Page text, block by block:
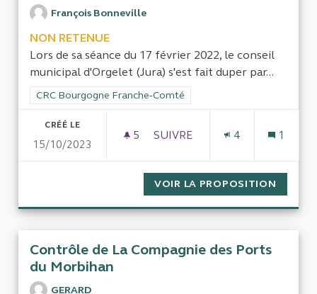
François Bonneville
NON RETENUE
Lors de sa séance du 17 février 2022, le conseil
municipal d'Orgelet (Jura) s'est fait duper par...
Filtrer les résultats de la catégorie : CRC Bourgogne
CRC Bourgogne Franche-Comté
CRÉÉ LE
15/10/2023
5 5 ABONNÉS
SUIVRE
4 1
VOIR LA PROPOSITION
Contrôle de La Compagnie des Ports
du Morbihan
GERARD